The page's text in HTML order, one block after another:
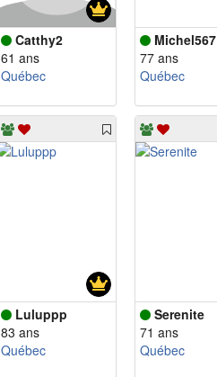
Catthy2
61 ans
Québec
Michel567
77 ans
Québec
Luluppp
83 ans
Québec
Serenite
71 ans
Québec